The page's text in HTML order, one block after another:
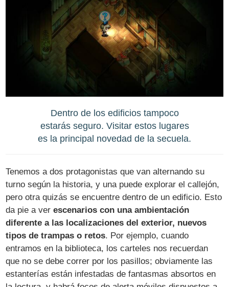
Dentro de los edificios tampoco
estarás seguro. Visitar estos lugares
es la principal novedad de la secuela.
Tenemos a dos protagonistas que van alternando su
turno según la historia, y una puede explorar el callejón,
pero otra quizás se encuentre dentro de un edificio. Esto
da pie a verescenarios con una ambientación
diferente a las localizaciones del exterior, nuevos
tipos de trampas o retos. Por ejemplo, cuando
entramos en la biblioteca, los carteles nos recuerdan
que no se debe correr por los pasillos; obviamente las
estanterías están infestadas de fantasmas absortos en